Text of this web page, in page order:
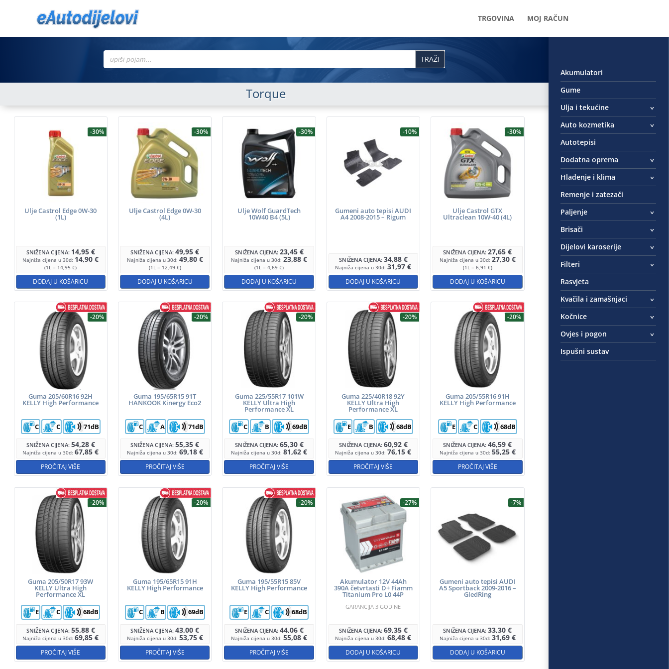
TRGOVINA MOJ RAČUN
Search
for:
Torque
-30%
Ulje Castrol Edge 0W-30
(1L)
SNIŽENA CIJENA: 14,95 €
Najniža cijena u 30d: 14,90€
(1L = 14,95 €)
DODAJ U KOŠARICU
-30%
Ulje Castrol Edge 0W-30
(4L)
SNIŽENA CIJENA:49,95€
Najniža cijena u 30d: 49,80 €
(1L = 12,49 €)
DODAJ U KOŠARICU
-30%
Ulje Wolf GuardTech
10W40 B4 (5L)
SNIŽENA CIJENA: 23,45 €
Najniža cijena u 30d:23,88€
(1L = 4,69 €)
DODAJ U KOŠARICU
-10%
Gumeni auto tepisi AUDI
A4 2008-2015 – Rigum
SNIŽENA CIJENA: 34,88 €
Najniža cijena u 30d:31,97€
DODAJ U KOŠARICU
-30%
Ulje Castrol GTX
Ultraclean 10W-40 (4L)
SNIŽENA CIJENA:27,65€
Najniža cijena u 30d: 27,30 €
(1L = 6,91 €)
DODAJ U KOŠARICU
-20%
Guma 205/60R16 92H
KELLY High Performance
SNIŽENA CIJENA: 54,28 €
Najniža cijena u 30d:67,85€
C C 71dB
PROČITAJ VIŠE
-20%
Guma 195/65R15 91T
HANKOOK Kinergy Eco2
SNIŽENA CIJENA:55,35€
Najniža cijena u 30d: 69,18 €
C A 71dB
PROČITAJ VIŠE
-20%
Guma 225/55R17 101W
KELLY Ultra High
Performance XL
SNIŽENA CIJENA: 65,30 €
Najniža cijena u 30d:81,62€
C B 69dB
PROČITAJ VIŠE
-20%
Guma 225/40R18 92Y
KELLY Ultra High
Performance XL
SNIŽENA CIJENA: 60,92 €
Najniža cijena u 30d:76,15€
E B 68dB
PROČITAJ VIŠE
-20%
Guma 205/55R16 91H
KELLY High Performance
SNIŽENA CIJENA:46,59€
Najniža cijena u 30d: 55,25 €
E C 68dB
PROČITAJ VIŠE
-20%
Guma 205/50R17 93W
KELLY Ultra High
Performance XL
SNIŽENA CIJENA: 55,88 €
Najniža cijena u 30d:69,85€
E C 68dB
PROČITAJ VIŠE
-20%
Guma 195/65R15 91H
KELLY High Performance
SNIŽENA CIJENA:43,00€
Najniža cijena u 30d: 53,75 €
C B 69dB
PROČITAJ VIŠE
-20%
Guma 195/55R15 85V
KELLY High Performance
SNIŽENA CIJENA: 44,06 €
Najniža cijena u 30d:55,08€
E C 68dB
PROČITAJ VIŠE
-27%
Akumulator 12V 44Ah
390A četvrtasti D+ Fiamm
Titanium Pro L0 44P
SNIŽENA CIJENA: 69,35 €
Najniža cijena u 30d:68,48€
GARANCIJA 3 GODINE
DODAJ U KOŠARICU
-7%
Gumeni auto tepisi AUDI
A5 Sportback 2009-2016 –
GledRing
SNIŽENA CIJENA:33,30€
Najniža cijena u 30d: 31,69 €
DODAJ U KOŠARICU
Akumulatori
Gume
Ulja i tekućine
Auto kozmetika
Autotepisi
Dodatna oprema
Hlađenje i klima
Remenje i zatezači
Paljenje
Brisači
Dijelovi karoserije
Filteri
Rasvjeta
Kvačila i zamašnjaci
Kočnice
Ovjes i pogon
Ispušni sustav